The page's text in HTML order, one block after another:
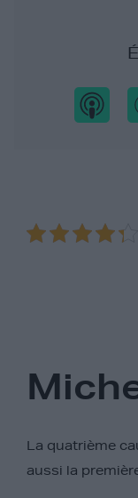
La quatrième
aussi la